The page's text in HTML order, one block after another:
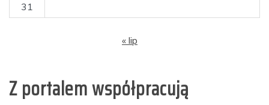
31
« lip
Z portalem współpracują